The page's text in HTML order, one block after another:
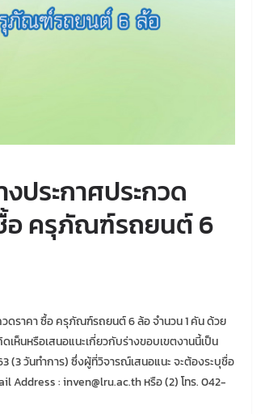
ประกาศประกวด
ซื้อ ครุภัณฑ์รถยนต์ 6
วดราคา ซื้อ ครุภัณฑ์รถยนต์ 6 ล้อ จำนวน 1 คัน ด้วย
ห็นหรือเสนอแนะเกี่ยวกับร่างขอบเขตงานนี้เป็น
(3 วันทำการ) ซึ่งผู้ที่วิจารณ์เสนอแนะ จะต้องระบุชื่อ
Address : inven@lru.ac.th หรือ (2) โทร. 042-